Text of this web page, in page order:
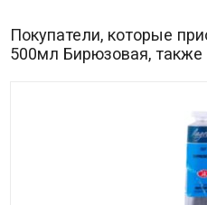
Покупатели, которые
500мл Бирюзовая, также